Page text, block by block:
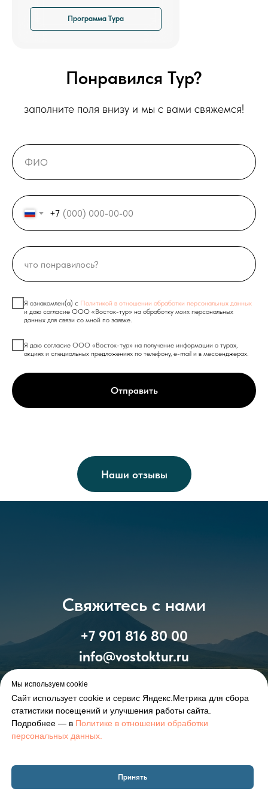
Мы используем cookie
Сайт использует cookie и сервис Яндекс.Метрика для сбора
статистики посещений и улучшения работы сайта.
Подробнее — в Политике в отношении обработки
персональных данных.
Принять
Программа Тура
Понравился Тур?
заполните поля внизу и мы с вами свяжемся!
+7
Я ознакомлен(а) с Политикой в отношении обработки персональных данных
и даю согласие ООО «Восток-тур» на обработку моих персональных
данных для связи со мной по заявке.
Я даю согласие ООО «Восток-тур» на получение информации о турах,
акциях и специальных предложениях по телефону, e-mail и в мессенджерах.
Отправить
Наши отзывы
Свяжитесь с нами
+7 901 816 80 00
info@vostoktur.ru